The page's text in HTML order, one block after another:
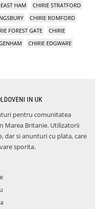
HAM
CHIRIE STRATFORD
CHIRIE ROMFORD
FOREST GATE
CHIRIE
CHIRIE EDGWARE
IN UK
pentru comunitatea
Marea Britanie. Utilizatorii
dar si anunturi cu plata, care
sporita.